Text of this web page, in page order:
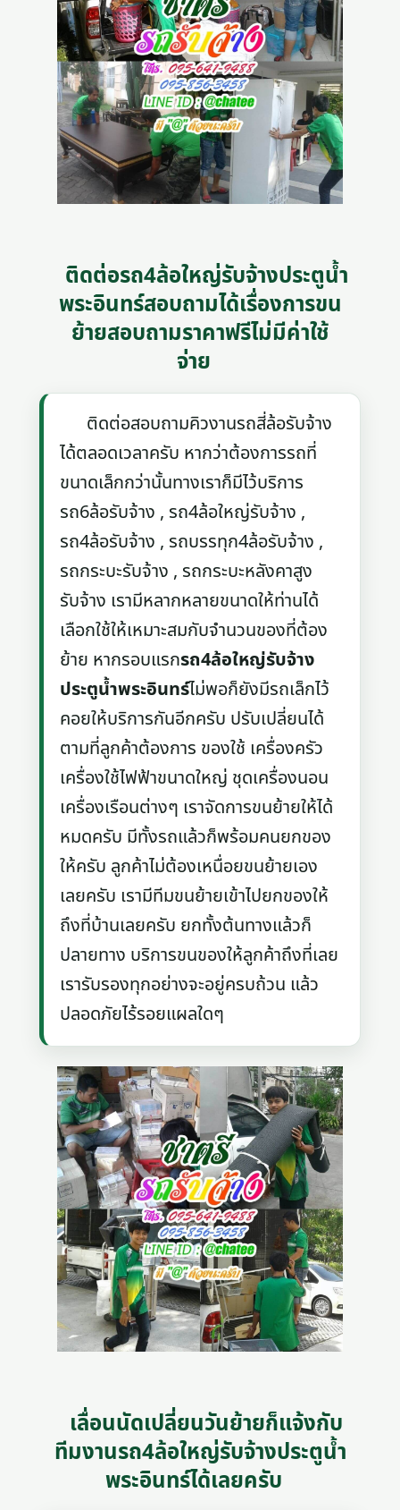
ติดต่อรถ4ล้อใหญ่รับจ้างประตูน้ำ
พระอินทร์สอบถามได้เรื่องการขน
ย้ายสอบถามราคาฟรีไม่มีค่าใช้
จ่าย
ติดต่อสอบถามคิวงานรถสี่ล้อรับจ้าง
ได้ตลอดเวลาครับ หากว่าต้องการรถที่
ขนาดเล็กกว่านั้นทางเราก็มีไว้บริการ
รถ6ล้อรับจ้าง , รถ4ล้อใหญ่รับจ้าง ,
รถ4ล้อรับจ้าง , รถบรรทุก4ล้อรับจ้าง ,
รถกระบะรับจ้าง , รถกระบะหลังคาสูง
รับจ้าง เรามีหลากหลายขนาดให้ท่านได้
เลือกใช้ให้เหมาะสมกับจำนวนของที่ต้อง
ย้าย หากรอบแรกรถ4ล้อใหญ่รับจ้าง
ประตูน้ำพระอินทร์ไม่พอก็ยังมีรถเล็กไว้
คอยให้บริการกันอีกครับ ปรับเปลี่ยนได้
ตามที่ลูกค้าต้องการ ของใช้ เครื่องครัว
เครื่องใช้ไฟฟ้าขนาดใหญ่ ชุดเครื่องนอน
เครื่องเรือนต่างๆ เราจัดการขนย้ายให้ได้
หมดครับ มีทั้งรถแล้วก็พร้อมคนยกของ
ให้ครับ ลูกค้าไม่ต้องเหนื่อยขนย้ายเอง
เลยครับ เรามีทีมขนย้ายเข้าไปยกของให้
ถึงที่บ้านเลยครับ ยกทั้งต้นทางแล้วก็
ปลายทาง บริการขนของให้ลูกค้าถึงที่เลย
เรารับรองทุกอย่างจะอยู่ครบถ้วน แล้ว
ปลอดภัยไร้รอยแผลใดๆ
เลื่อนนัดเปลี่ยนวันย้ายก็แจ้งกับ
ทีมงานรถ4ล้อใหญ่รับจ้างประตูน้ำ
พระอินทร์ได้เลยครับ